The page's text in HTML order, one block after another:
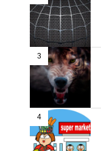
3
4